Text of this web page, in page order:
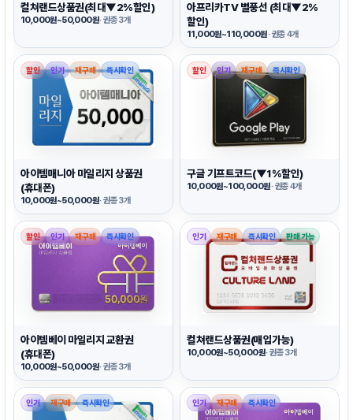
컬쳐랜드상품권(최대▼2%할인)
10,000원~50,000원· 권종 3개
아프리카TV 별풍선 (최대▼2%
할인)
11,000원~110,000원· 권종 4개
할인 인기 재구매 즉시확인
아이템매니아 마일리지 상품권
(휴대폰)
10,000원~50,000원· 권종 3개
할인 인기 재구매 즉시확인
구글 기프트코드(▼1%할인)
10,000원~100,000원· 권종 4개
할인 인기 재구매 즉시확인
아이템베이 마일리지 교환권
(휴대폰)
10,000원~50,000원· 권종 3개
인기 재구매 즉시확인 판매 가능
컬쳐랜드상품권(매입가능)
10,000원~50,000원· 권종 3개
인기 재구매 즉시확인 인기 재구매 즉시확인